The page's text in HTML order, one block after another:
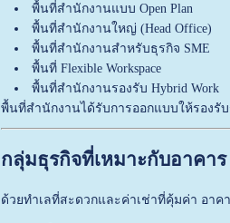
พื้นที่สำนักงานแบบ Open Plan
พื้นที่สำนักงานใหญ่ (Head Office)
พื้นที่สำนักงานสำหรับธุรกิจ SME
พื้นที่ Flexible Workspace
พื้นที่สำนักงานรองรับ Hybrid Work
พื้นที่สำนักงานได้รับการออกแบบให้รองรั
กลุ่มธุรกิจที่เหมาะกับอาคาร
ด้วยทำเลที่สะดวกและค่าเช่าที่คุ้มค่า อาค